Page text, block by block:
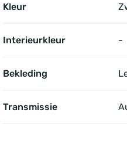
Kleur
Interieurkleur -
Bekleding
Transmissie